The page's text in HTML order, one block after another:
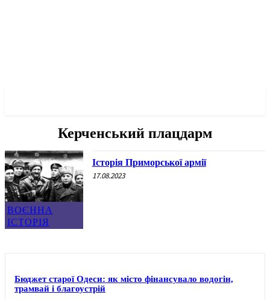
Керченський плацдарм
ВОЄННА
ІСТОРІЯ
Історія Приморської армії
17.08.2023
Бюджет старої Одеси: як місто фінансувало водогін,
трамвай і благоустрій